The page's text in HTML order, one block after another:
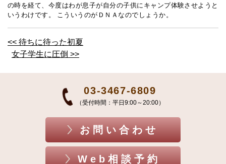
の時を経て、今度はわが息子が自分の子供にキャンプ体験させようと
いうわけです。 こういうのがＤＮＡなのでしょうか。
<< 待ちに待った初夏
女子学生に圧倒 >>
03-3467-6809
（受付時間：平日9:00～20:00）
お問い合わせ
Web相談予約